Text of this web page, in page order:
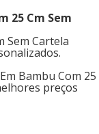
25 Cm Sem
Sem Cartela
Bambu Com 25
preços